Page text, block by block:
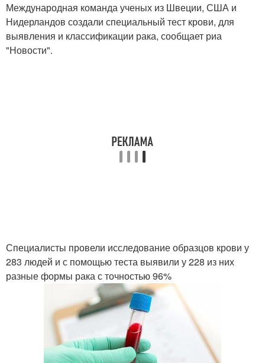
Международная команда ученых из Швеции, США и
Нидерландов создали специальный тест крови, для
выявления и классификации рака, сообщает риа
"Новости".
Специалисты провели исследование образцов крови у
283 людей и с помощью теста выявили у 228 из них
разные формы рака с точностью 96%